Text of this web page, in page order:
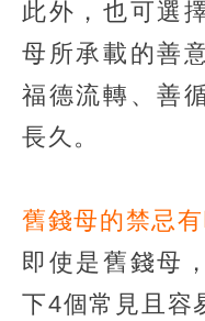
此外，也可選
母所承載的善
福德流轉、善
長久。
舊錢母的禁忌
即使是舊錢母
下4個常見且容